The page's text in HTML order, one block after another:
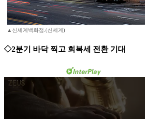
▲신세계백화점.(신세계)
◇2분기 바닥 찍고 회복세 전환 기대